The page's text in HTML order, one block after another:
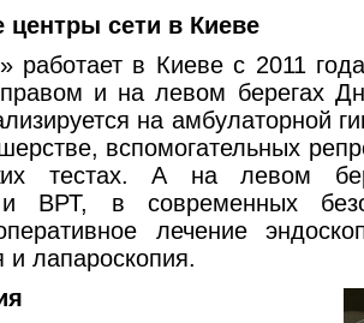
центры сети в Киеве
работает в Киеве с 2011
и на левом берегах
на амбулаторной
вспомогательных
тестах. А на левом
и ВРТ, в современных
лечение
и лапароскопия.